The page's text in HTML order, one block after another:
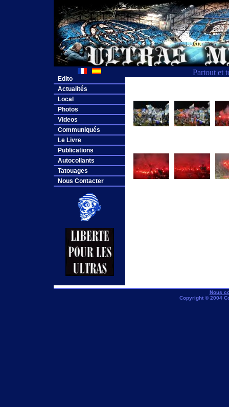
Partout et
Edito
Actualités
Local
Photos
Videos
Communiqués
Le Livre
Publications
Autocollants
Tatouages
Nous Contacter
Nous
Copyright © 2004